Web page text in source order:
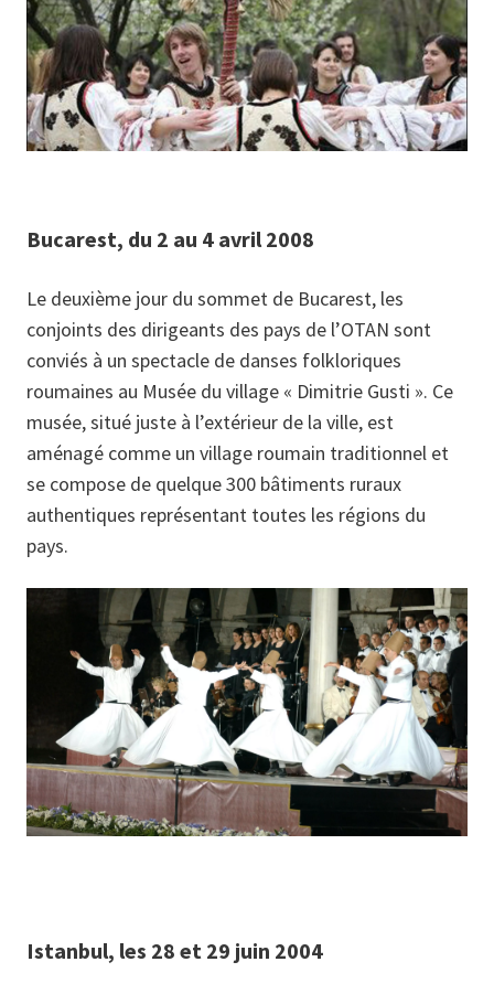
Bucarest, du 2 au 4 avril 2008
Le deuxième jour du sommet de Bucarest, les
conjoints des dirigeants des pays de l’OTAN sont
conviés à un spectacle de danses folkloriques
roumaines au Musée du village « Dimitrie Gusti ». Ce
musée, situé juste à l’extérieur de la ville, est
aménagé comme un village roumain traditionnel et
se compose de quelque 300 bâtiments ruraux
authentiques représentant toutes les régions du
pays.
Istanbul, les 28 et 29 juin 2004